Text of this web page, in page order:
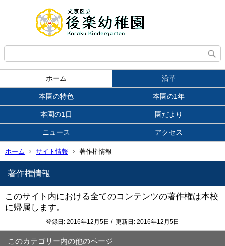
ホーム 沿革
本園の特色 本園の1年
本園の1日 園だより
ニュース アクセス
ホーム サイト情報 著作権情報
著作権情報
このサイト内における全てのコンテンツの著作権は本校
に帰属します。
登録日: 2016年12月5日 / 更新日: 2016年12月5日
このカテゴリー内の他のページ